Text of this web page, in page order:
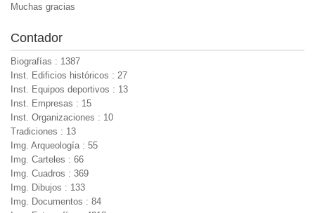
Muchas gracias
Contador
Biografías : 1387
Inst. Edificios históricos : 27
Inst. Equipos deportivos : 13
Inst. Empresas : 15
Inst. Organizaciones : 10
Tradiciones : 13
Img. Arqueología : 55
Img. Carteles : 66
Img. Cuadros : 369
Img. Dibujos : 133
Img. Documentos : 84